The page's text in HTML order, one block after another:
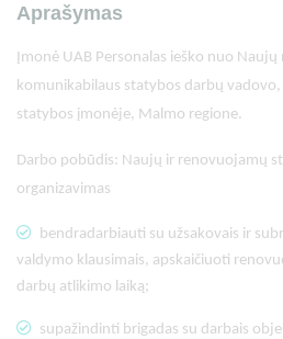
Aprašymas
Įmonė UAB Personalas ieško nuo
komunikabilaus statybos darbų
statybos įmonėje, Malmo regione.
Darbo pobūdis: Naujų ir renovuojamų
organizavimas
bendradarbiauti su užsakovais ir
valdymo klausimais, apskaičiuoti
darbų atlikimo laiką;
supažindinti brigadas su darbais